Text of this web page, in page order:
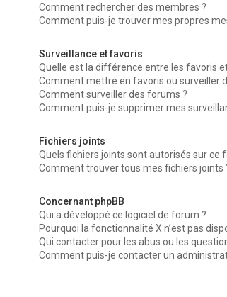
Comment rechercher des membres ?
Comment puis-je trouver mes propres
Surveillance et favoris
Quelle est la différence entre les favoris
Comment mettre en favoris ou surveiller
Comment surveiller des forums ?
Comment puis-je supprimer mes
Fichiers joints
Quels fichiers joints sont autorisés sur ce
Comment trouver tous mes fichiers joints
Concernant phpBB
Qui a développé ce logiciel de forum ?
Pourquoi la fonctionnalité X n’est pas
Qui contacter pour les abus ou les
Comment puis-je contacter un